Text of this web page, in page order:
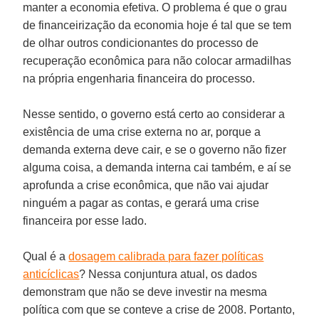
manter a economia efetiva. O problema é que o grau
de financeirização da economia hoje é tal que se tem
de olhar outros condicionantes do processo de
recuperação econômica para não colocar armadilhas
na própria engenharia financeira do processo.
Nesse sentido, o governo está certo ao considerar a
existência de uma crise externa no ar, porque a
demanda externa deve cair, e se o governo não fizer
alguma coisa, a demanda interna cai também, e aí se
aprofunda a crise econômica, que não vai ajudar
ninguém a pagar as contas, e gerará uma crise
financeira por esse lado.
Qual é adosagem calibrada para fazer políticas
anticíclicas? Nessa conjuntura atual, os dados
demonstram que não se deve investir na mesma
política com que se conteve a crise de 2008. Portanto,